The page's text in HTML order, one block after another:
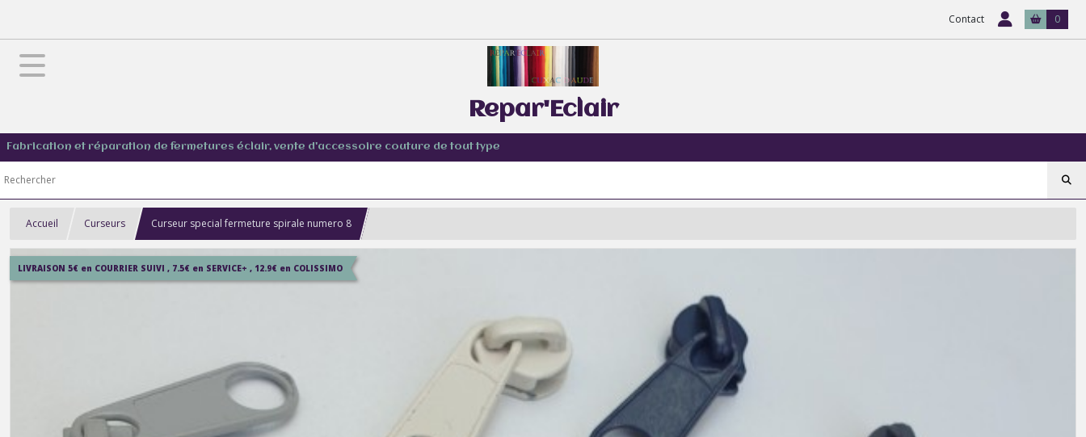
Contact 0
Repar'Eclair
Fabrication et réparation de fermetures éclair, vente d'accessoire couture de tout type
Accueil Curseurs Curseur special fermeture spirale numero 8
LIVRAISON 5€ en COURRIER SUIVI , 7.5€ en SERVICE+ , 12.9€ en COLISSIMO